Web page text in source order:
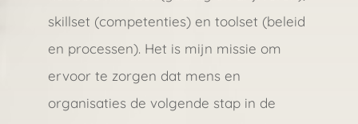
skillset (competenties) en toolset (beleid
en processen). Het is mijn missie om
ervoor te zorgen dat mens en
organisaties de volgende stap in de